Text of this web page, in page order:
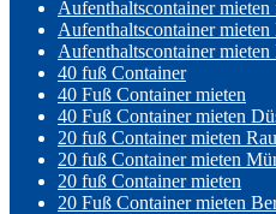
Aufenthaltscontainer
Aufenthaltscontainer
Aufenthaltscontainer
40 fuß Container
40 Fuß Container mieten
40 Fuß Container mieten
20 fuß Container mieten
20 fuß Container mieten
20 fuß Container mieten
20 Fuß Container mieten